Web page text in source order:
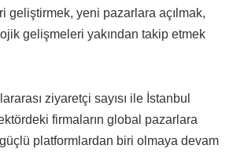
geliştirmek, yeni pazarlara açılmak,
gelişmeleri yakından takip etmek
ziyaretçi sayısı ile İstanbul
firmaların global pazarlara
platformlardan biri olmaya devam